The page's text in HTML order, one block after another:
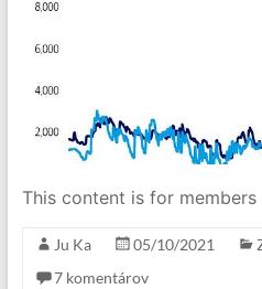
This content is for members
Ju Ka 05/10/2021
7 komentárov